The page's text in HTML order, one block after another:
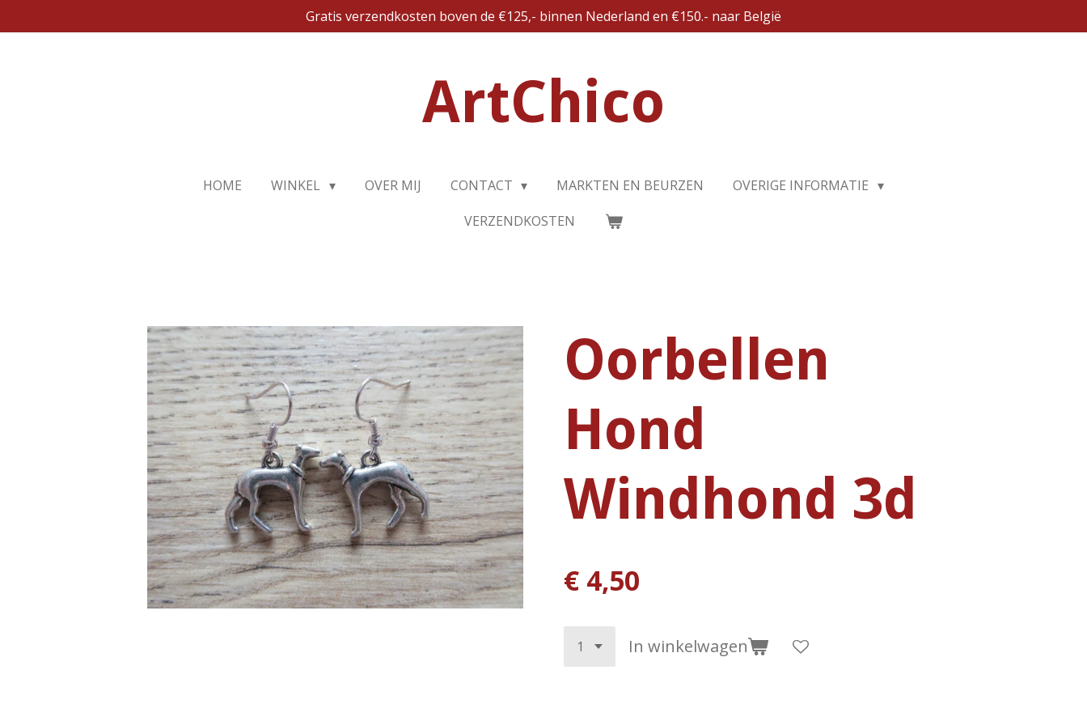
direct
Gratis verzendkosten boven de €125,- binnen Nederland en €150.- naar België
ArtChico
HOME WINKEL OVER MIJ CONTACT MARKTEN EN BEURZEN
OVERIGE INFORMATIE
VERZENDKOSTEN
Oorbellen
Hond
Windhond 3d
€ 4,50
In winkelwagen